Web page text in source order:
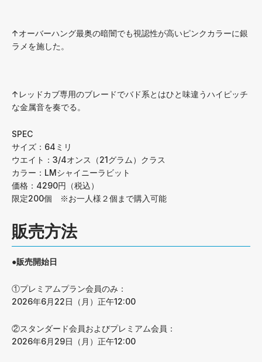
↑オーバーハング最奥の暗闇でも視認性が高いピンクカラーに銀
ラメを施した。
↑レッドカブ専用のブレードでバド系とはひと味違うハイピッチ
な金属音を奏でる。
SPEC
サイズ：64ミリ
ウエイト：3/4オンス（21グラム）クラス
カラー：LMシャイニーラビット
価格：4290円（税込）
限定200個 ※お一人様２個まで購入可能
販売方法
●販売開始日
①プレミアムプラン会員のみ：
2026年6月22日（月）正午12:00
②スタンダード会員およびプレミアム会員：
2026年6月29日（月）正午12:00